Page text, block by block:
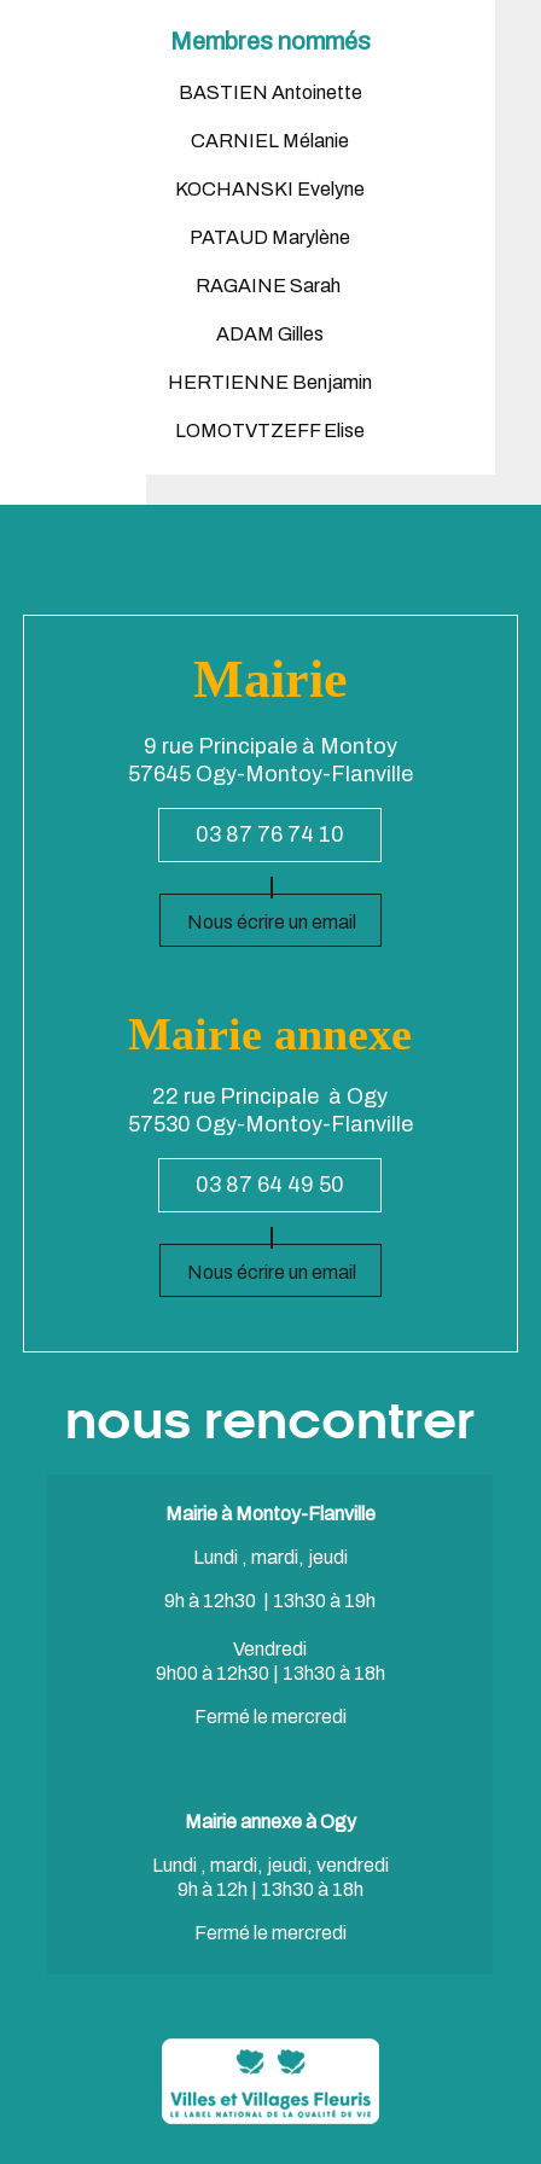
Membres nommés
BASTIEN Antoinette
CARNIEL Mélanie
KOCHANSKI Evelyne
PATAUD Marylène
RAGAINE Sarah
ADAM Gilles
HERTIENNE Benjamin
LOMOTVTZEFF Elise
Mairie
9 rue Principale à Montoy
57645 Ogy-Montoy-Flanville
03 87 76 74 10
Nous écrire un email
Mairie annexe
22 rue Principale à Ogy
57530 Ogy-Montoy-Flanville
03 87 64 49 50
Nous écrire un email
nous rencontrer
Mairie à Montoy-Flanville
Lundi , mardi, jeudi
9h à 12h30 | 13h30 à 19h
Vendredi
9h00 à 12h30 | 13h30 à 18h
Fermé le mercredi
Mairie annexe à Ogy
Lundi , mardi, jeudi, vendredi
9h à 12h | 13h30 à 18h
Fermé le mercredi